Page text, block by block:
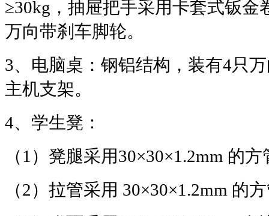
≥30kg ，抽屉把手采用卡套式钣
万向带刹车脚轮。
3、电脑桌：钢铝结构，装有4只
主机支架。
4、学生凳：
（1 ）凳腿采用30×30×1.2mm 的方
（2）拉管采用 30×30×1.2mm 的